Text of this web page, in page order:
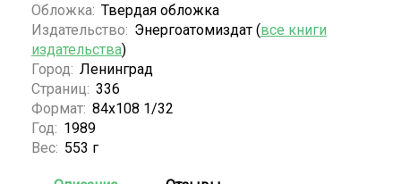
Обложка: Твердая обложка
Издательство: Энергоатомиздат (все книги
издательства)
Город: Ленинград
Страниц: 336
Формат: 84x108 1/32
Год: 1989
Вес: 553 г